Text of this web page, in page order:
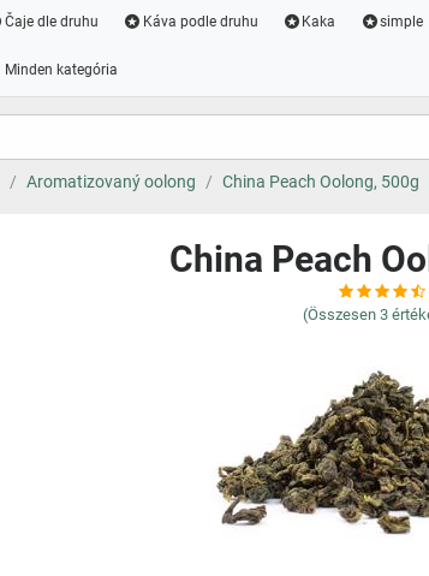
Čaje dle druhu Káva podle druhu Kaka simple
Minden kategória
Aromatizovaný oolong China Peach Oolong, 500g
China Peach
(Összesen 3